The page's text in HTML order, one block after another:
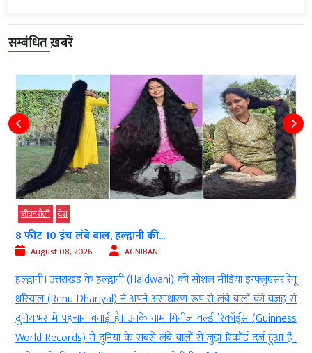
सम्बंधित ख़बरें
जीवनशैली देश
8 फीट 10 इंच लंबे बाल, हल्द्वानी की...
August 08, 2026 AGNIBAN
हल्द्वानी। उत्तराखंड के हल्द्वानी (Haldwani) की सोशल मीडिया इन्फ्लुएंसर रेनू
धरियाल (Renu Dhariyal) ने अपने असाधारण रूप से लंबे बालों की वजह से
दुनियाभर में पहचान बनाई है। उनके नाम गिनीज वर्ल्ड रिकॉर्ड्स (Guinness
World Records) में दुनिया के सबसे लंबे बालों से जुड़ा रिकॉर्ड दर्ज हुआ है।